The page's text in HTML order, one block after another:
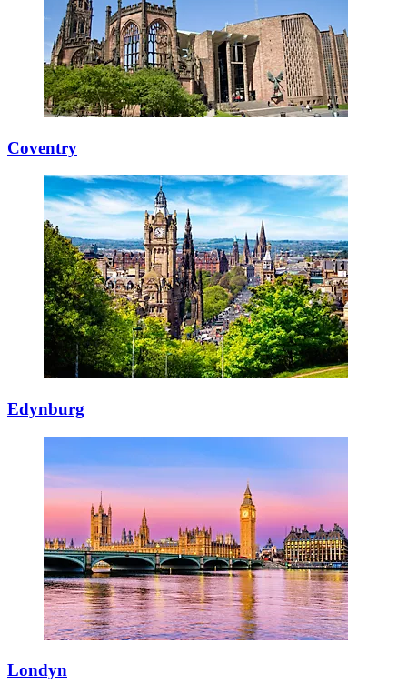
Coventry
Edynburg
Londyn